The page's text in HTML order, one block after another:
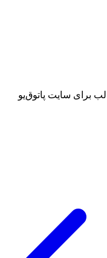
برای سایت پاتوق‌یو